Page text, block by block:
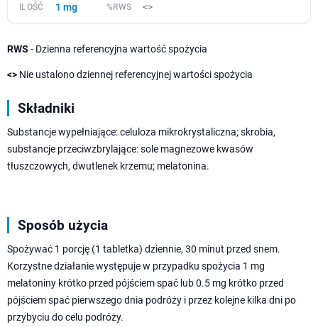
1 mg <>
RWS - Dzienna referencyjna wartość spożycia
<> Nie ustalono dziennej referencyjnej wartości spożycia
Składniki
Substancje wypełniające: celuloza mikrokrystaliczna; skrobia,
substancje przeciwzbrylające: sole magnezowe kwasów
tłuszczowych, dwutlenek krzemu; melatonina.
Sposób użycia
Spożywać 1 porcję (1 tabletka) dziennie, 30 minut przed snem.
Korzystne działanie występuje w przypadku spożycia 1 mg
melatoniny krótko przed pójściem spać lub 0.5 mg krótko przed
pójściem spać pierwszego dnia podróży i przez kolejne kilka dni po
przybyciu do celu podróży.